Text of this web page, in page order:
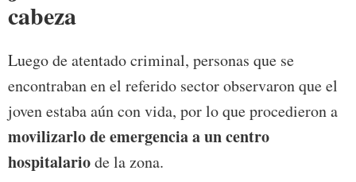
cabeza
Luego de atentado criminal, personas que se
encontraban en el referido sector observaron que el
joven estaba aún con vida, por lo que procedieron a
movilizarlo de emergencia a un centro
hospitalariode la zona.